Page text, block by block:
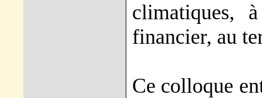
climatiques,
financier, au
Ce colloque